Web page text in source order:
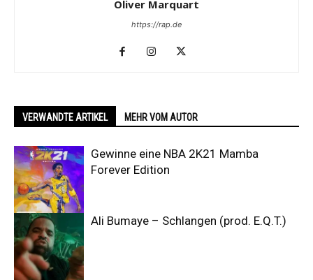
Oliver Marquart
https://rap.de
VERWANDTE ARTIKEL MEHR VOM AUTOR
Gewinne eine NBA 2K21 Mamba
Forever Edition
Ali Bumaye – Schlangen (prod. E.Q.T.)